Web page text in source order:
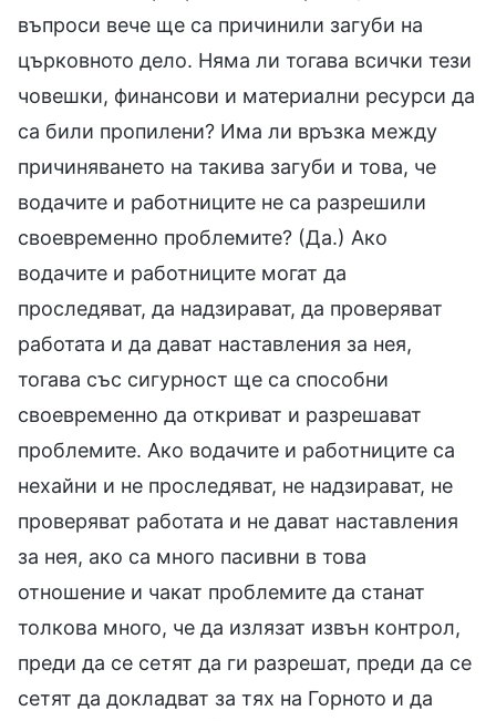
въпроси вече ще са причинили загуби на
църковното дело. Няма ли тогава всички тези
човешки, финансови и материални ресурси да
са били пропилени? Има ли връзка между
причиняването на такива загуби и това, че
водачите и работниците не са разрешили
своевременно проблемите? (Да.) Ако
водачите и работниците могат да
проследяват, да надзирават, да проверяват
работата и да дават наставления за нея,
тогава със сигурност ще са способни
своевременно да откриват и разрешават
проблемите. Ако водачите и работниците са
нехайни и не проследяват, не надзирават, не
проверяват работата и не дават наставления
за нея, ако са много пасивни в това
отношение и чакат проблемите да станат
толкова много, че да излязат извън контрол,
преди да се сетят да ги разрешат, преди да се
сетят да докладват за тях на Горното и да